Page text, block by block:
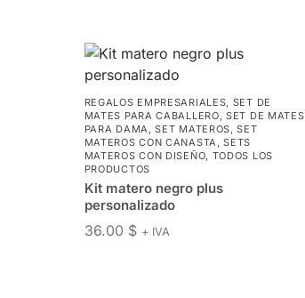
REGALOS EMPRESARIALES SET DE
MATES PARA CABALLERO ,SET DE MATES
PARA DAMA
,SET MATEROS ,SET
MATEROS CON CANASTA
,SETS
MATEROS CON DISEÑO TODOS LOS
PRODUCTOS
Kit matero negro plus
personalizado
36.00 $ + IVA